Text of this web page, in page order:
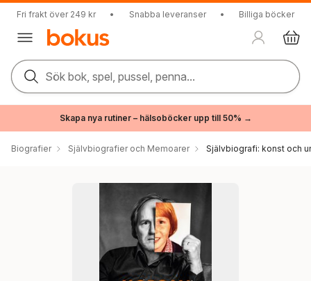
Fri frakt över 249 kr • Snabba leveranser • Billiga böcker
Sök bok, spel, pussel, penna...
Skapa nya rutiner – hälsoböcker upp till 50% →
Biografier Självbiografier och Memoarer Självbiografi: konst och